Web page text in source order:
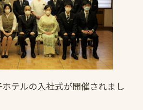
テルの入社式が開催されまし